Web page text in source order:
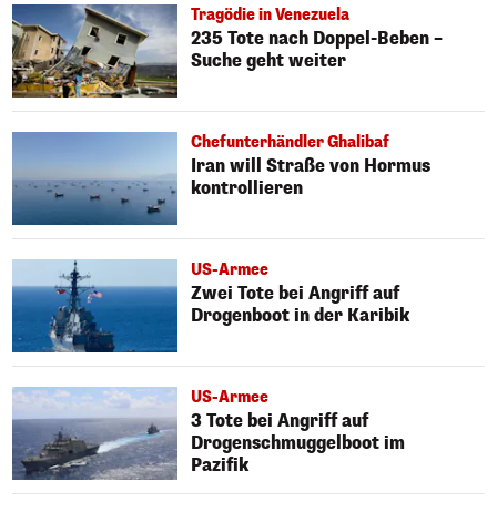
Tragödie in Venezuela
235 Tote nach Doppel-Beben –
Suche geht weiter
Chefunterhändler Ghalibaf
Iran will Straße von Hormus
kontrollieren
US-Armee
Zwei Tote bei Angriff auf
Drogenboot in der Karibik
US-Armee
3 Tote bei Angriff auf
Drogenschmuggelboot im
Pazifik